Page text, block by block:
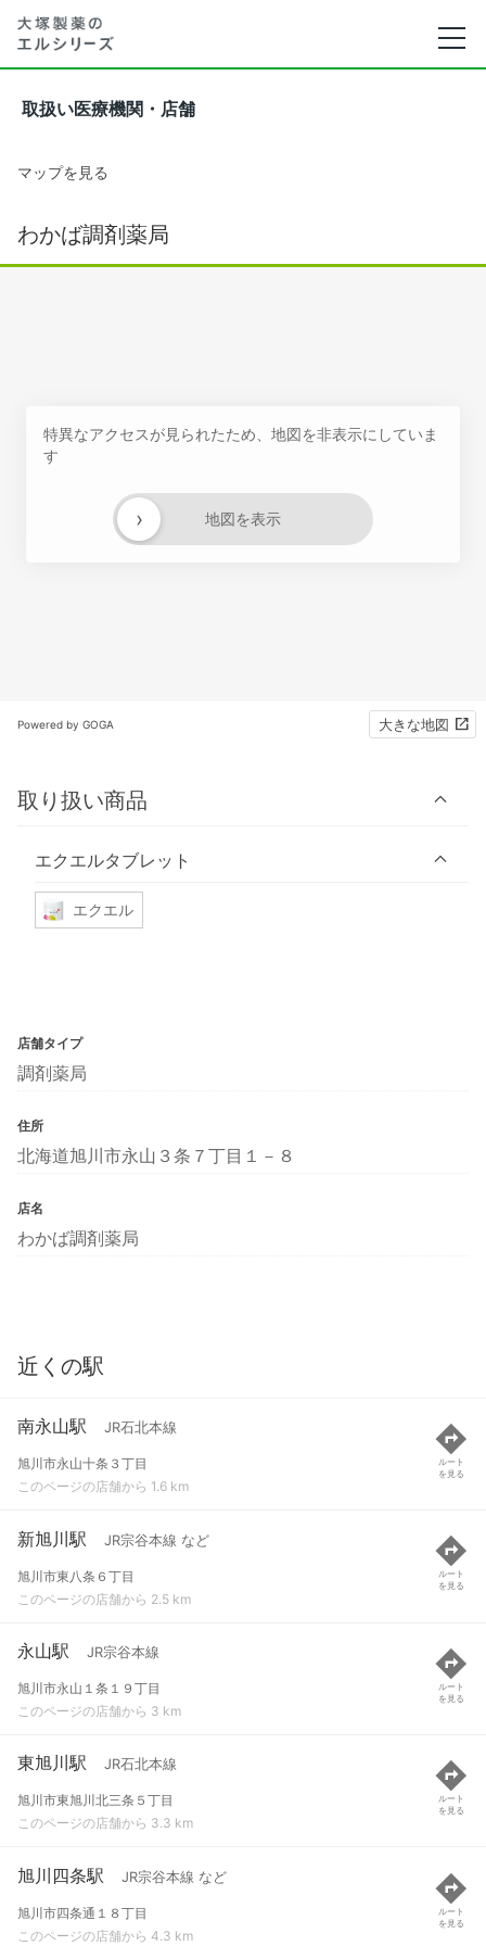
取扱い医療機関・店舗
マップを見る
わかば調剤薬局
特異なアクセスが見られたため、地図を非表示にしていま
す
地図を表示
›
Powered by GOGA 大きな地図
取り扱い商品
エクエルタブレット
エクエル
店舗タイプ
調剤薬局
住所
北海道旭川市永山３条７丁目１－８
店名
わかば調剤薬局
近くの駅
南永山駅 JR石北本線
旭川市永山十条３丁目
このページの店舗から 1.6 km
ルート
を見る
新旭川駅 JR宗谷本線 など
旭川市東八条６丁目
このページの店舗から 2.5 km
ルート
を見る
永山駅 JR宗谷本線
旭川市永山１条１９丁目
このページの店舗から 3 km
ルート
を見る
東旭川駅 JR石北本線
旭川市東旭川北三条５丁目
このページの店舗から 3.3 km
ルート
を見る
旭川四条駅 JR宗谷本線 など
旭川市四条通１８丁目
このページの店舗から 4.3 km
ルート
を見る